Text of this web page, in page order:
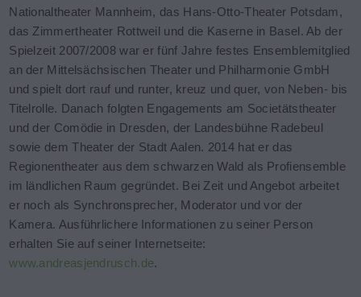
Nationaltheater Mannheim, das Hans-Otto-Theater Potsdam,
das Zimmertheater Rottweil und die Kaserne in Basel. Ab der
Spielzeit 2007/2008 war er fünf Jahre festes Ensemblemitglied
an der Mittelsächsischen Theater und Philharmonie GmbH
und spielt dort rauf und runter, kreuz und quer, von Neben- bis
Titelrolle. Danach folgten Engagements am Societätstheater
und der Comödie in Dresden, der Landesbühne Radebeul
sowie dem Theater der Stadt Aalen. 2014 hat er das
Regionentheater aus dem schwarzen Wald als Profiensemble
im ländlichen Raum gegründet. Bei Zeit und Angebot arbeitet
er noch als Synchronsprecher, Moderator und vor der
Kamera. Ausführlichere Informationen zu seiner Person
erhalten Sie auf seiner Internetseite:
www.andreasjendrusch.de.